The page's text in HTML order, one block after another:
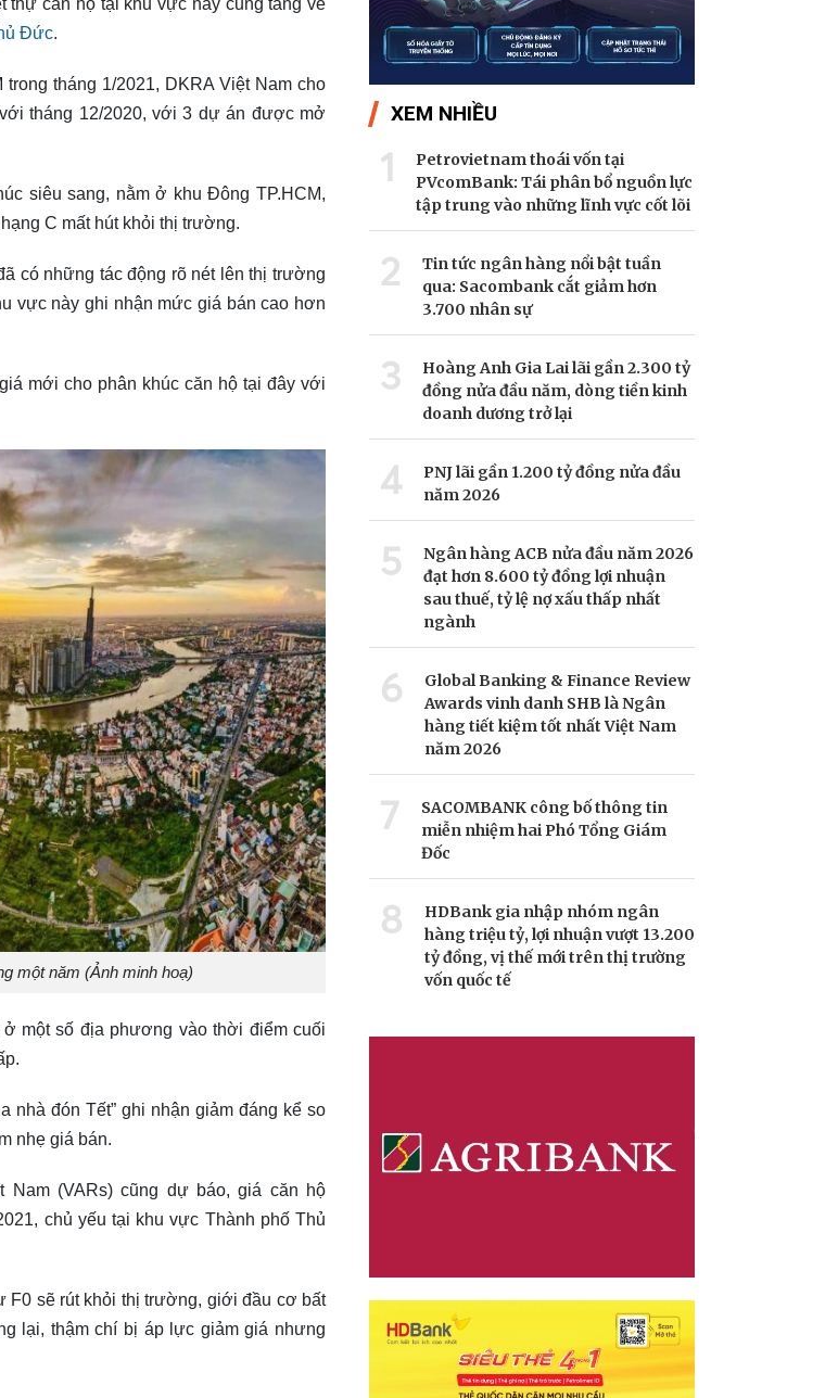
thự căn hộ tại khu vực này cũng tăng về
Đức.
trong tháng 1/2021, DKRA Việt Nam cho
tháng 12/2020, với 3 dự án được mở
siêu sang, nằm ở khu Đông TP.HCM,
C mất hút khỏi thị trường.
có những tác động rõ nét lên thị trường
vực này ghi nhận mức giá bán cao hơn
mới cho phân khúc căn hộ tại đây với
một năm (Ảnh minh hoạ)
một số địa phương vào thời điểm cuối
nhà đón Tết” ghi nhận giảm đáng kể so
nhẹ giá bán.
(VARs) cũng dự báo, giá căn hộ
chủ yếu tại khu vực Thành phố Thủ
F0 sẽ rút khỏi thị trường, giới đầu cơ bất
lại, thậm chí bị áp lực giảm giá nhưng
XEM NHIỀU
1
Petrovietnam thoái vốn tại
PVcomBank: Tái phân bổ nguồn lực
tập trung vào những lĩnh vực cốt lõi
2
Tin tức ngân hàng nổi bật tuần
qua: Sacombank cắt giảm hơn
3.700 nhân sự
3
Hoàng Anh Gia Lai lãi gần 2.300 tỷ
đồng nửa đầu năm, dòng tiền kinh
doanh dương trở lại
4
PNJ lãi gần 1.200 tỷ đồng nửa đầu
năm 2026
5
Ngân hàng ACB nửa đầu năm 2026
đạt hơn 8.600 tỷ đồng lợi nhuận
sau thuế, tỷ lệ nợ xấu thấp nhất
ngành
6
Global Banking & Finance Review
Awards vinh danh SHB là Ngân
hàng tiết kiệm tốt nhất Việt Nam
năm 2026
7
SACOMBANK công bố thông tin
miễn nhiệm hai Phó Tổng Giám
Đốc
8
HDBank gia nhập nhóm ngân
hàng triệu tỷ, lợi nhuận vượt 13.200
tỷ đồng, vị thế mới trên thị trường
vốn quốc tế